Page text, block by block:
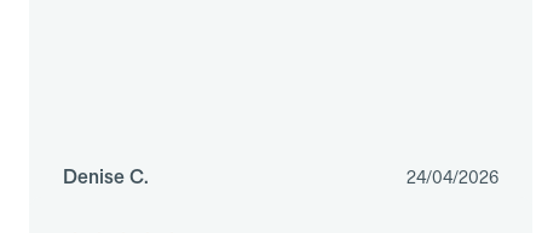
Denise C. 24/04/2026